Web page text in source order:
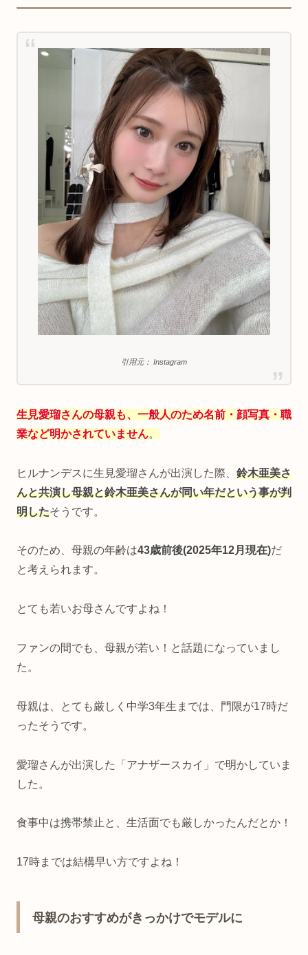
引用元： Instagram
生見愛瑠さんの母親も、一般人のため名前・顔写真・職
業など明かされていません。
ヒルナンデスに生見愛瑠さんが出演した際、 鈴木亜美さ
んと共演し母親と鈴木亜美さんが同い年だという事が判
明したそうです。
そのため、母親の年齢は43歳前後(2025年12月現在)だ
と考えられます。
とても若いお母さんですよね！
ファンの間でも、母親が若い！と話題になっていまし
た。
母親は、とても厳しく中学3年生までは、門限が17時だ
ったそうです。
愛瑠さんが出演した「アナザースカイ」で明かしていま
した。
食事中は携帯禁止と、生活面でも厳しかったんだとか！
17時までは結構早い方ですよね！
母親のおすすめがきっかけでモデルに